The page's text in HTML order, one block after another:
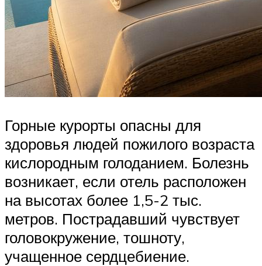
Горные курорты опасны для
здоровья людей пожилого возраста
кислородным голоданием. Болезнь
возникает, если отель расположен
на высотах более 1,5-2 тыс.
метров. Пострадавший чувствует
головокружение, тошноту,
учащенное сердцебиение.